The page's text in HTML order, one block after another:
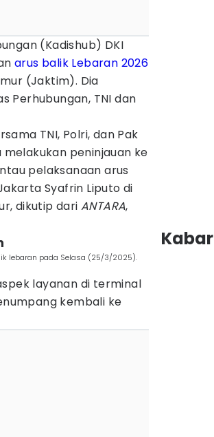
(Kadishub) DKI
arus balik Lebaran 2026
(Jaktim). Dia
Perhubungan, TNI dan
TNI, Polri, dan Pak
melakukan peninjauan ke
pelaksanaan arus
Syafrin Liputo di
dikutip dari ANTARA,
lebaran pada Selasa (25/3/2025).
layanan di terminal
kembali ke